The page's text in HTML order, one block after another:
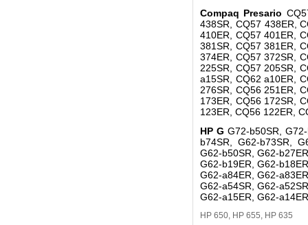
Compaq Presario
438SR, CQ57 438ER,
410ER, CQ57 401ER,
381SR, CQ57 381ER,
374ER, CQ57 372SR,
225SR, CQ57 205SR,
a15SR, CQ62 a10ER,
276SR, CQ56 251ER,
173ER, CQ56 172SR,
123ER, CQ56 122ER,
HP G G72-b50SR,
b74SR, G62-b73SR,
G62-b50SR, G62-
G62-b19ER, G62-
G62-a84ER, G62-
G62-a54SR, G62-
G62-a15ER, G62-
HP 650, HP 655, HP 635